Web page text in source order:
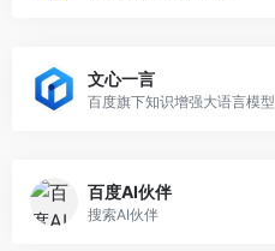
文心一言
百度旗下知识增强大语言模型
百度AI伙伴
搜索AI伙伴